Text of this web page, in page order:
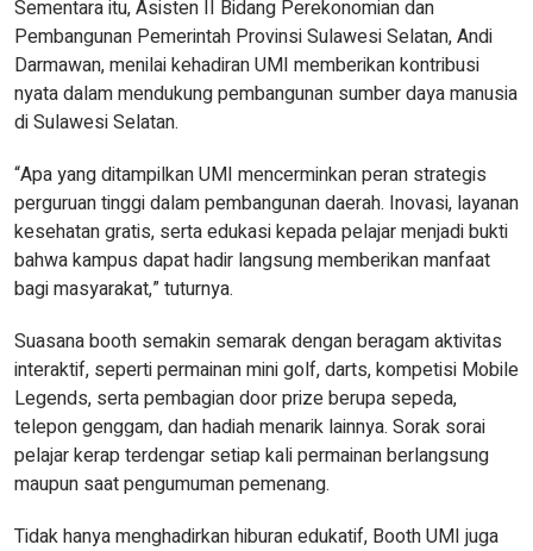
Sementara itu, Asisten II Bidang Perekonomian dan
Pembangunan Pemerintah Provinsi Sulawesi Selatan, Andi
Darmawan, menilai kehadiran UMI memberikan kontribusi
nyata dalam mendukung pembangunan sumber daya manusia
di Sulawesi Selatan.
“Apa yang ditampilkan UMI mencerminkan peran strategis
perguruan tinggi dalam pembangunan daerah. Inovasi, layanan
kesehatan gratis, serta edukasi kepada pelajar menjadi bukti
bahwa kampus dapat hadir langsung memberikan manfaat
bagi masyarakat,” tuturnya.
Suasana booth semakin semarak dengan beragam aktivitas
interaktif, seperti permainan mini golf, darts, kompetisi Mobile
Legends, serta pembagian door prize berupa sepeda,
telepon genggam, dan hadiah menarik lainnya. Sorak sorai
pelajar kerap terdengar setiap kali permainan berlangsung
maupun saat pengumuman pemenang.
Tidak hanya menghadirkan hiburan edukatif, Booth UMI juga